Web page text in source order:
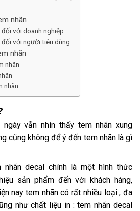
nhãn
với doanh nghiệp
với người tiêu dùng
nhãn
nhãn
nhãn
ngày vẫn nhìn thấy tem nhãn xung
cũng không để ý đến tem nhãn là gì
nhãn decal chính là một hình thức
sản phẩm đến với khách hàng,
nay tem nhãn có rất nhiều loại , đa
như chất liệu in : tem nhãn decal